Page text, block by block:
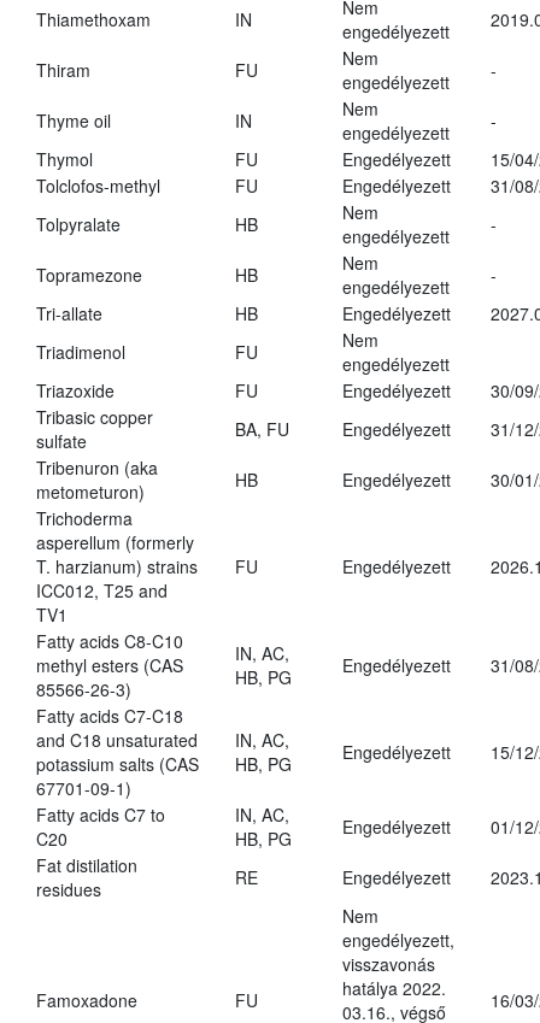
Thiamethoxam
IN
Nem
engedélyezett
Thiram FU
Nem
engedélyezett
-
Thyme oil IN
Nem
engedélyezett
-
Thymol
FU Engedélyezett
15/
Tolclofos-methyl
FU Engedélyezett
31/
Tolpyralate
HB
Nem
engedélyezett
-
Topramezone HB
Nem
engedélyezett
-
Tri-allate
HB Engedélyezett
Triadimenol
FU
Nem
engedélyezett
Triazoxide
FU Engedélyezett
30/
Tribasic copper
sulfate
BA, FU Engedélyezett
31/
Tribenuron (aka
metometuron)
HB Engedélyezett
30/
Trichoderma
asperellum (formerly
T. harzianum) strains
ICC012, T25 and
TV1
FU Engedélyezett
Fatty acids C8-C10
methyl esters (CAS
85566-26-3)
IN, AC,
HB, PG
Engedélyezett 31/
Fatty acids C7-C18
and C18 unsaturated
potassium salts (CAS
67701-09-1)
IN, AC,
HB, PG
Engedélyezett 15/
Fatty acids C7 to
C20
IN, AC,
HB, PG
Engedélyezett
01/
Fat distilation
residues
RE Engedélyezett
Famoxadone FU
Nem
engedélyezett,
visszavonás
hatálya 2022.
03.16., végső
16/